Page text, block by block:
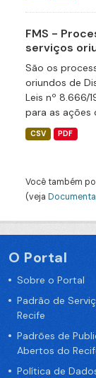
FMS -
serviços
São os
oriundos de
Leis nº 8.666/
para as ações
CSV PDF
Você também
(veja
O Portal
Sobre o Portal
Padrão de
Recife
Padrões de
Abertos do
Política de